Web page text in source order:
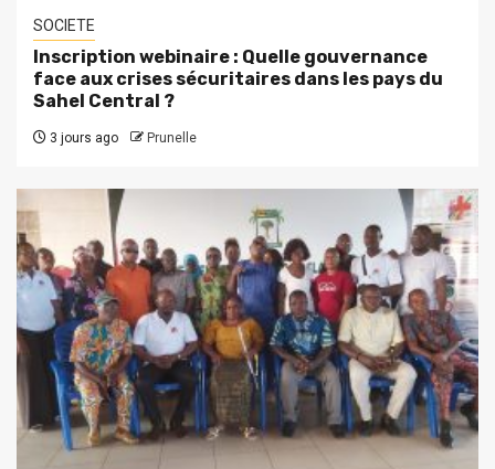
SOCIETE
Inscription webinaire : Quelle gouvernance
face aux crises sécuritaires dans les pays du
Sahel Central ?
3 jours ago Prunelle